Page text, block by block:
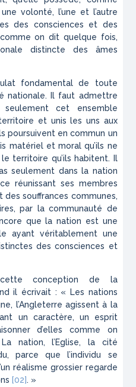
volonté, l’une et l’autre
des consciences et des
on dit quelque fois,
distincte des âmes
fondamental de toute
nationale. Il faut admettre
cet ensemble
et unis les uns aux
poursuivent en commun un
matériel et moral qu’ils ne
territoire qu’ils habitent. Il
seulement dans la nation
réunissant ses membres
souffrances communes,
par la communauté de
que la nation est une
ayant véritablement une
des consciences et
conception de la
il écrivait : « Les nations
l’Angleterre agissent à la
un caractère, un esprit
d’elles comme on
nation, l’Eglise, la cité
parce que l’individu se
réalisme grossier regarde
[02]. »